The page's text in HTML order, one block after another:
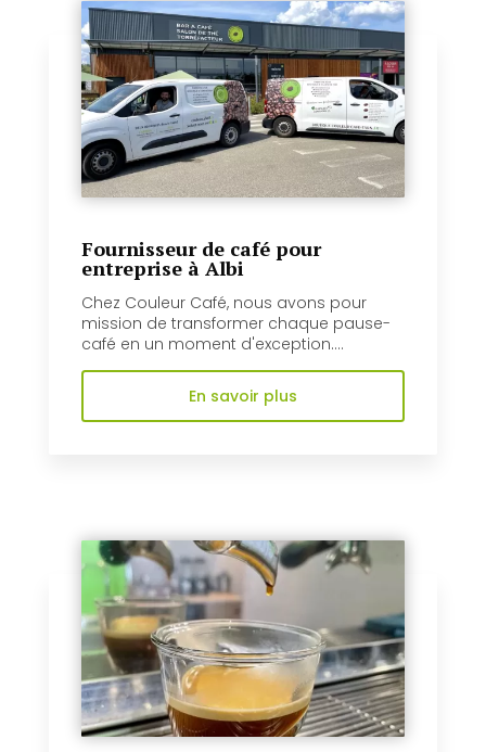
Fournisseur de café pour
entreprise à Albi
Chez Couleur Café, nous avons pour
mission de transformer chaque pause-
café en un moment d'exception....
En savoir plus